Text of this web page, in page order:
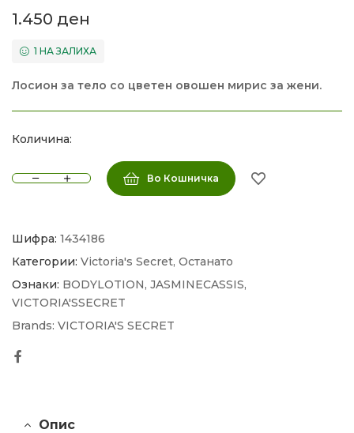
1.450 ден
1 НА ЗАЛИХА
Лосион за тело со цветен овошен мирис за жени.
Количина:
Во Кошничка
Шифра: 1434186
Категории: Victoria's Secret, Останато
Ознаки: BODYLOTION, JASMINECASSIS,
VICTORIA'SSECRET
Brands: VICTORIA'S SECRET
Опис